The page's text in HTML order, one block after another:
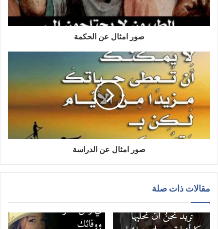
صور امثال عن الحكمة
صور امثال عن الدراسة
مقالات ذات صلة